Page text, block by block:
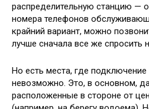
распределительную станцию —
номера телефонов
крайний вариант, можно
лучше сначала все же спросить
Но есть места, где подключение
невозможно. Это, в основном,
расположенные в стороне от